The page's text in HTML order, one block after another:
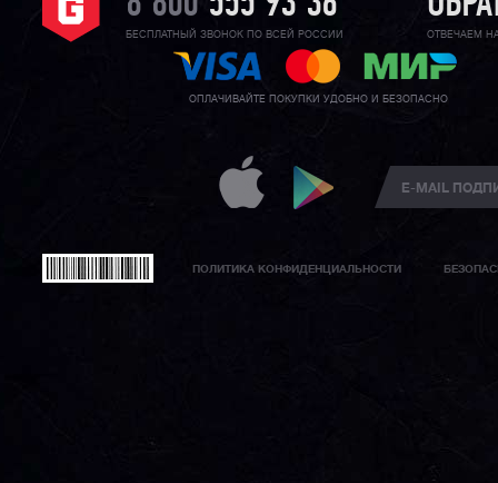
БЕСПЛАТНЫЙ ЗВОНОК ПО ВСЕЙ РОССИИ ОТВЕЧАЕМ
ОПЛАЧИВАЙТЕ ПОКУПКИ УДОБНО И БЕЗОПАСНО
ПОЛИТИКА КОНФИДЕНЦИАЛЬНОСТИ